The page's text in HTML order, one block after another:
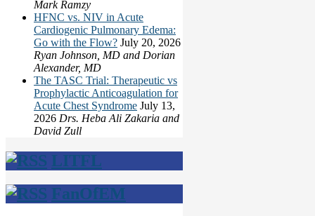
Mark Ramzy
HFNC vs. NIV in Acute
Cardiogenic Pulmonary Edema:
Go with the Flow? July 20, 2026
Ryan Johnson, MD and Dorian
Alexander, MD
The TASC Trial: Therapeutic vs
Prophylactic Anticoagulation for
Acute Chest Syndrome July 13,
2026 Drs. Heba Ali Zakaria and
David Zull
LITFL
FanOfEM